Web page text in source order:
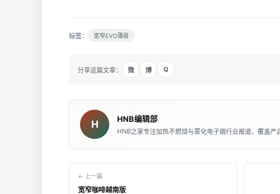
标签： 宽窄EVO薄荷
分享这篇文章： 微 博 Q
H HNB编辑部
HNB之家专注加热不燃烧与雾化电子烟行业报道，覆盖产
← 上一篇
宽窄咖啡越南版